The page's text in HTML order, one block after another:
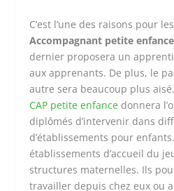
C’est l’une des raisons pour
Accompagnant petite enfance
dernier proposera un
aux apprenants. De plus, le
autre sera beaucoup plus aisé.
CAP petite enfance donnera
diplômés d’intervenir dans
d’établissements pour
établissements d’accueil du
structures maternelles. Ils
travailler depuis chez eux ou